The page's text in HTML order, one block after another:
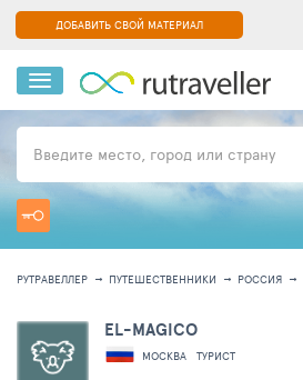
ДОБАВИТЬ СВОЙ МАТЕРИАЛ
Введите место, город или страну
РУТРАВЕЛЛЕР ПУТЕШЕСТВЕННИКИ РОССИЯ
EL-MAGICO
МОСКВА
ТУРИСТ